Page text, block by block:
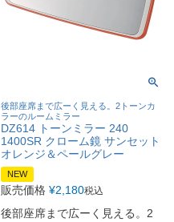
後部座席まで広ーく見える。2トーンカ
ラーのルームミラー
DZ614 トーンミラー 240
1400SR クローム鏡 サンセット
オレンジ＆ペールグレー
NEW
販売価格 ¥2,180税込
後部座席まで広ーく見える。2